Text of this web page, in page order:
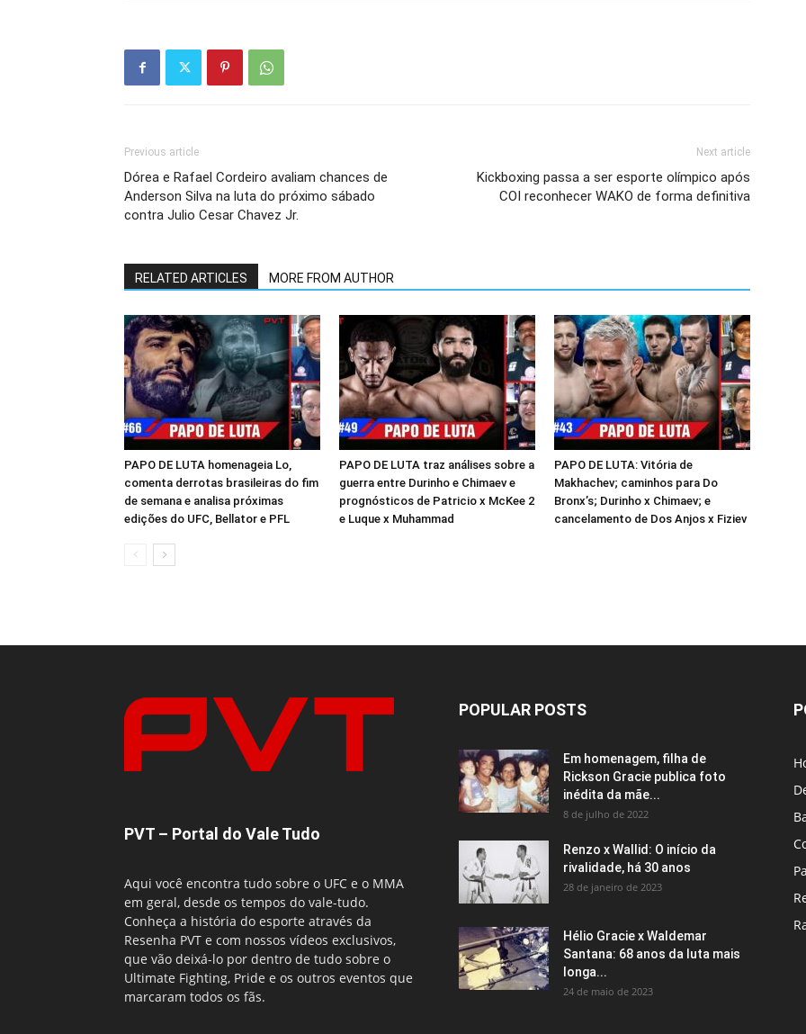
Previous article
Dórea e Rafael Cordeiro avaliam chances de
Anderson Silva na luta do próximo sábado
contra Julio Cesar Chavez Jr.
Next article
Kickboxing passa a ser esporte olímpico após
COI reconhecer WAKO de forma definitiva
RELATED ARTICLES MORE FROM AUTHOR
PAPO DE LUTA homenageia Lo,
comenta derrotas brasileiras do fim
de semana e analisa próximas
edições do UFC, Bellator e PFL
PAPO DE LUTA traz análises sobre a
guerra entre Durinho e Chimaev e
prognósticos de Patricio x McKee 2
e Luque x Muhammad
PAPO DE LUTA: Vitória de
Makhachev; caminhos para Do
Bronx’s; Durinho x Chimaev; e
cancelamento de Dos Anjos x Fiziev
PVT – Portal do Vale Tudo
Aqui você encontra tudo sobre o UFC e o MMA
em geral, desde os tempos do vale-tudo.
Conheça a história do esporte através da
Resenha PVT e com nossos vídeos exclusivos,
que vão deixá-lo por dentro de tudo sobre o
Ultimate Fighting, Pride e os outros eventos que
marcaram todos os fãs.
POPULAR POSTS
Em homenagem, filha de
Rickson Gracie publica foto
inédita da mãe...
8 de julho de 2022
Renzo x Wallid: O início da
rivalidade, há 30 anos
28 de janeiro de 2023
Hélio Gracie x Waldemar
Santana: 68 anos da luta mais
longa...
24 de maio de 2023